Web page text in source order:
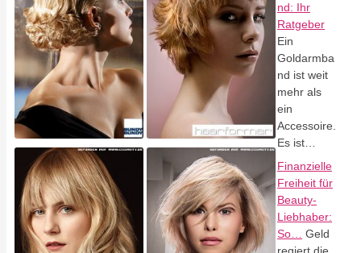
nd: Ihr
Ratgeber
Ein
Goldarmba
nd ist weit
mehr als
ein
Accessoire.
Es ist…
Finanzielle
Freiheit für
Beauty-
Liebhaber:
So…
Geld